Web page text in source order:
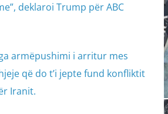
deklaroi Trump për ABC
armëpushimi i arritur mes
që do t’i jepte fund konfliktit
Iranit.